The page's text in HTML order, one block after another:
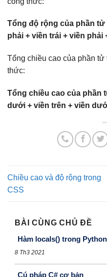
Tổng độ rộng của phần tử
phải + viền trái + viền phải
Tổng chiều cao của phần
thức:
Tổng chiều cao của phần
dưới + viền trên + viền
Chiều cao và độ rộng trong
CSS
BÀI CÙNG CHỦ ĐỀ
Hàm locals() trong Python
8 Th3 2021
Cú pháp C# cơ bản